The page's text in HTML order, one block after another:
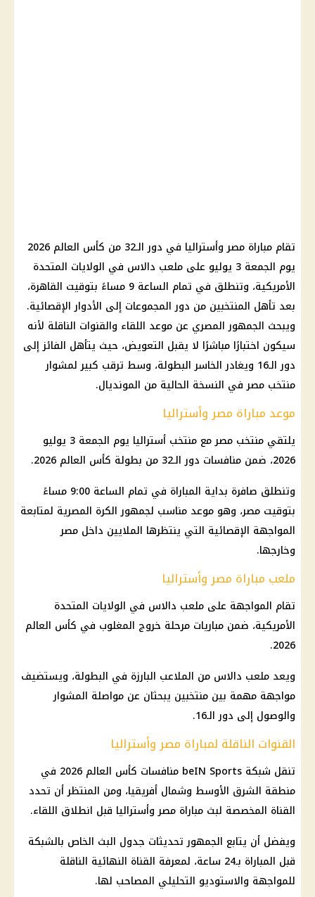
تقام مباراة مصر وأستراليا في دور الـ32 من كأس العالم 2026
يوم الجمعة 3 يوليو على ملعب دالاس في الولايات المتحدة
الأمريكية، وتنطلق في تمام الساعة 9 مساءً بتوقيت القاهرة،
بعد تأهل المنتخبين من دور المجموعات إلى الأدوار الإقصائية.
ويبحث الجمهور المصري عن موعد اللقاء والقنوات الناقلة لأنه
سيكون اختبارًا مباشرًا لا يقبل التعويض، حيث يتأهل الفائز إلى
دور الـ16 ويغادر الخاسر البطولة، وسط ترقب كبير لمشوار
منتخب مصر في النسخة الحالية من المونديال.
موعد مباراة مصر وأستراليا
يلتقي منتخب مصر مع منتخب أستراليا يوم الجمعة 3 يوليو
2026، ضمن منافسات دور الـ32 من بطولة كأس العالم 2026.
وتنطلق صافرة بداية المباراة في تمام الساعة 9:00 مساءً
بتوقيت مصر، وهو موعد مناسب لجمهور الكرة المصرية لمتابعة
المواجهة الإقصائية التي ينتظرها الملايين داخل مصر
وخارجها.
ملعب مباراة مصر وأستراليا
تقام المواجهة على ملعب دالاس في الولايات المتحدة
الأمريكية، ضمن مباريات مرحلة خروج المغلوب في كأس العالم
2026.
ويعد ملعب دالاس من الملاعب البارزة في البطولة، ويستضيف
مواجهة مهمة بين منتخبين يبحثان عن مواصلة المشوار
والوصول إلى دور الـ16.
القنوات الناقلة لمباراة مصر وأستراليا
تنقل شبكة beIN Sports منافسات كأس العالم 2026 في
منطقة الشرق الأوسط وشمال أفريقيا، ومن المنتظر أن تحدد
القناة المخصصة لبث مباراة مصر وأستراليا قبل انطلاق اللقاء.
ويفضل أن يتابع الجمهور تحديثات جدول البث الخاص بالشبكة
قبل المباراة بـ24 ساعة، لمعرفة القناة النهائية الناقلة
للمواجهة والاستوديو التحليلي المصاحب لها.